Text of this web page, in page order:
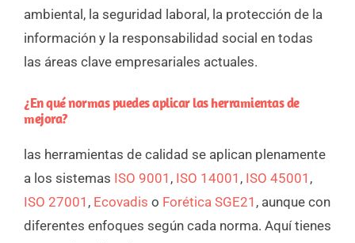
ambiental, la seguridad laboral, la protección de la
información y la responsabilidad social en todas
las áreas clave empresariales actuales.
¿En qué normas puedes aplicar las herramientas de
mejora?
las herramientas de calidad se aplican plenamente
a los sistemas ISO 9001 , ISO 14001 , ISO 45001 ,
ISO 27001 , Ecovadis o Forética SGE21 , aunque con
diferentes enfoques según cada norma. Aquí tienes